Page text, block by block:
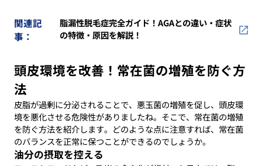
関連記
事：
脂漏性脱毛症完全ガイド！AGAとの違い・症状
の特徴・原因を解説！
頭皮環境を改善！常在菌の増殖を防ぐ方
法
皮脂が過剰に分泌されることで、悪玉菌の増殖を促し、頭皮環
境を悪化させる危険性がありましたね。そこで、常在菌の増殖
を防ぐ方法を紹介します。どのような点に注意すれば、常在菌
のバランスを正常に保つことができるのでしょうか。
油分の摂取を控える